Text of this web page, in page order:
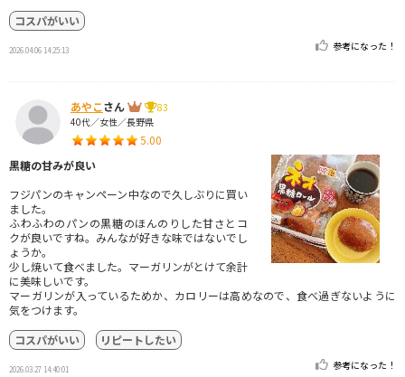
コスパがいい
2026.04.06 14:25:13 参考になった！
あやこさん
83
40代／女性／長野県
5.00
黒糖の甘みが良い
フジパンのキャンペーン中なので久しぶりに買い
ました。
ふわふわのパンの黒糖のほんのりした甘さとコ
クが良いですね。みんなが好きな味ではないでし
ょうか。
少し焼いて食べました。マーガリンがとけて余計
に美味しいです。
マーガリンが入っているためか、カロリーは高めなので、食べ過ぎないように
気をつけます。
コスパがいい
リピートしたい
2026.03.27 14:40:01 参考になった！